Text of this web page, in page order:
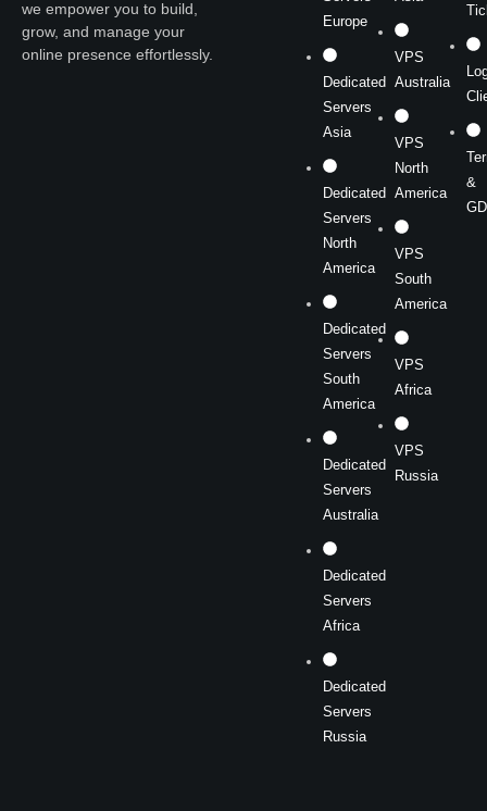
we empower you to build,
grow, and manage your
online presence effortlessly.
Europe
Dedicated
Servers
Asia
Dedicated
Servers
North
America
Dedicated
Servers
South
America
Dedicated
Servers
Australia
Dedicated
Servers
Africa
Dedicated
Servers
Russia
VPS
Australia
VPS
North
America
VPS
South
America
VPS
Africa
VPS
Russia
&